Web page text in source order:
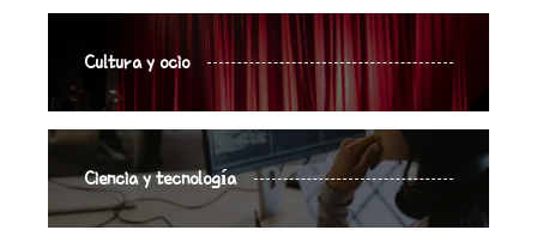
Cultura y ocio
Ciencia y tecnología